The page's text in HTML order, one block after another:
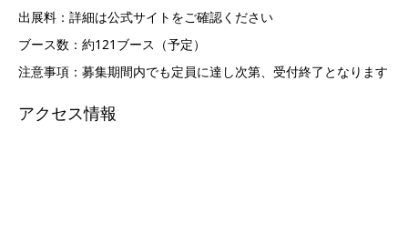
出展料：詳細は公式サイトをご確認ください
ブース数：約121ブース（予定）
注意事項：募集期間内でも定員に達し次第、受付終了となります
アクセス情報